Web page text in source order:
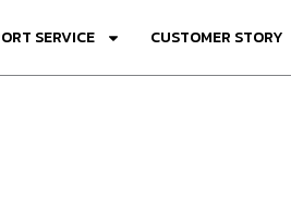
SERVICE CUSTOMER STORY